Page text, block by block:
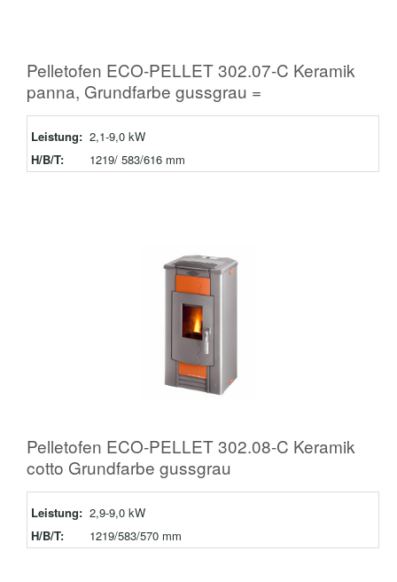
Pelletofen ECO-PELLET 302.07-C Keramik
panna, Grundfarbe gussgrau =
Leistung: 2,1-9,0 kW
H/B/T:
1219/ 583/616 mm
Pelletofen ECO-PELLET 302.08-C Keramik
cotto Grundfarbe gussgrau
Leistung: 2,9-9,0 kW
H/B/T:
1219/583/570 mm